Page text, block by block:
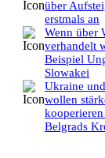
über
erstmals an
Wenn über
verhandelt
Beispiel
Slowakei
Ukraine
wollen
Belgrads